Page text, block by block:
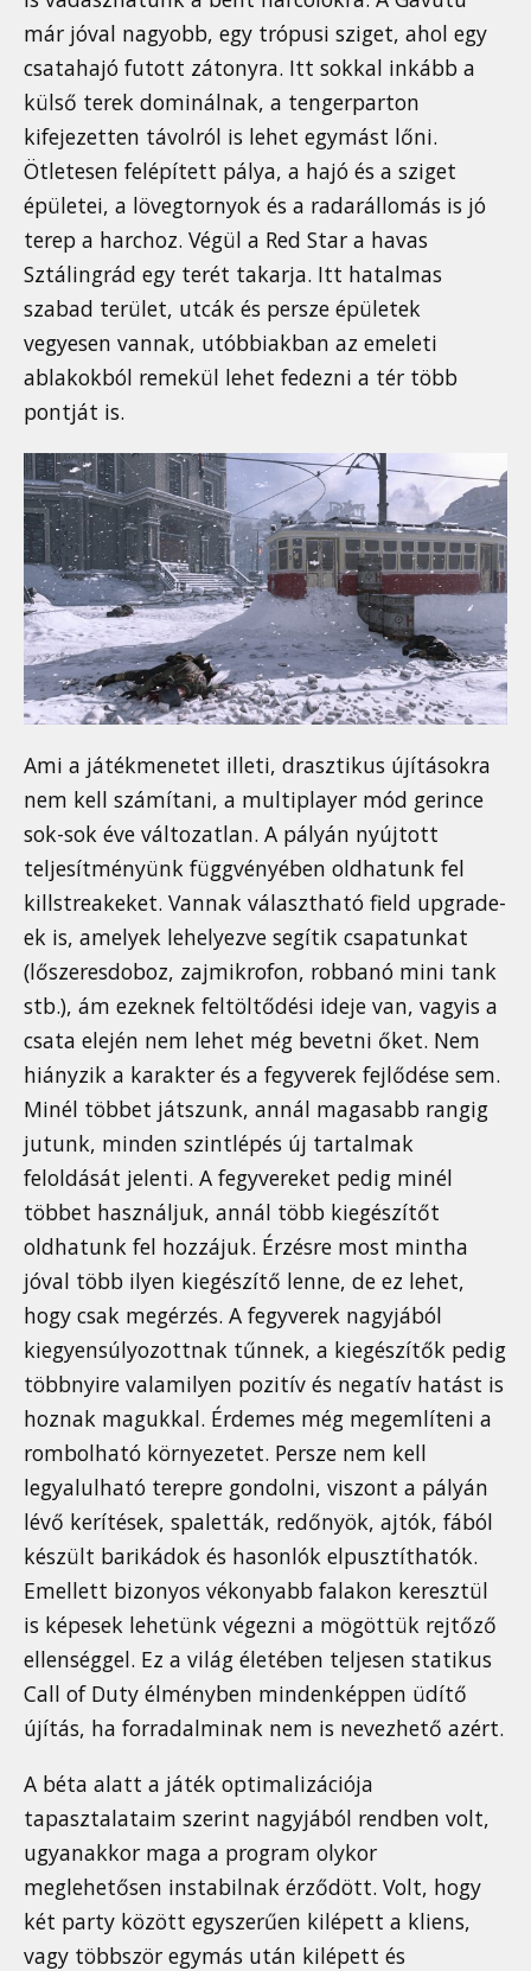
már jóval nagyobb, egy trópusi sziget, ahol egy
csatahajó futott zátonyra. Itt sokkal inkább a
külső terek dominálnak, a tengerparton
kifejezetten távolról is lehet egymást lőni.
Ötletesen felépített pálya, a hajó és a sziget
épületei, a lövegtornyok és a radarállomás is jó
terep a harchoz. Végül a Red Star a havas
Sztálingrád egy terét takarja. Itt hatalmas
szabad terület, utcák és persze épületek
vegyesen vannak, utóbbiakban az emeleti
ablakokból remekül lehet fedezni a tér több
pontját is.
Ami a játékmenetet illeti, drasztikus újításokra
nem kell számítani, a multiplayer mód gerince
sok-sok éve változatlan. A pályán nyújtott
teljesítményünk függvényében oldhatunk fel
killstreakeket. Vannak választható field upgrade-
ek is, amelyek lehelyezve segítik csapatunkat
(lőszeresdoboz, zajmikrofon, robbanó mini tank
stb.), ám ezeknek feltöltődési ideje van, vagyis a
csata elején nem lehet még bevetni őket. Nem
hiányzik a karakter és a fegyverek fejlődése sem.
Minél többet játszunk, annál magasabb rangig
jutunk, minden szintlépés új tartalmak
feloldását jelenti. A fegyvereket pedig minél
többet használjuk, annál több kiegészítőt
oldhatunk fel hozzájuk. Érzésre most mintha
jóval több ilyen kiegészítő lenne, de ez lehet,
hogy csak megérzés. A fegyverek nagyjából
kiegyensúlyozottnak tűnnek, a kiegészítők pedig
többnyire valamilyen pozitív és negatív hatást is
hoznak magukkal. Érdemes még megemlíteni a
rombolható környezetet. Persze nem kell
legyalulható terepre gondolni, viszont a pályán
lévő kerítések, spaletták, redőnyök, ajtók, fából
készült barikádok és hasonlók elpusztíthatók.
Emellett bizonyos vékonyabb falakon keresztül
is képesek lehetünk végezni a mögöttük rejtőző
ellenséggel. Ez a világ életében teljesen statikus
Call of Duty élményben mindenképpen üdítő
újítás, ha forradalminak nem is nevezhető azért.
A béta alatt a játék optimalizációja
tapasztalataim szerint nagyjából rendben volt,
ugyanakkor maga a program olykor
meglehetősen instabilnak érződött. Volt, hogy
két party között egyszerűen kilépett a kliens,
vagy többször egymás után kilépett és